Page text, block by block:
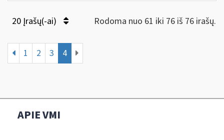
20 Įrašų(-ai) Rodoma nuo 61 iki 76 iš 76 irašų.
1 2 3 4
APIE VMI